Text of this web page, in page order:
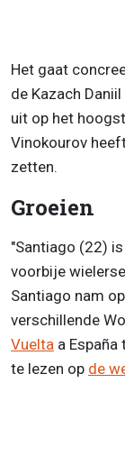
Het gaat
de Kazach
uit op het
Vinokourov
zetten.
Groeien
"Santiago (22)
voorbije
Santiago nam
verschillende
Vuelta a
te lezen op de